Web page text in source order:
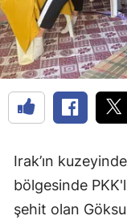
Irak’ın
bölgesinde
şehit olan